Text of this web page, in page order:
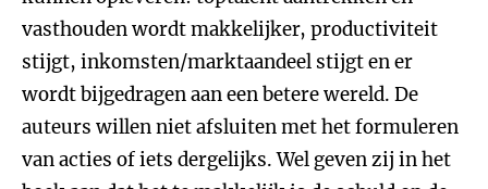
vasthouden wordt makkelijker, productiviteit
stijgt, inkomsten/marktaandeel stijgt en er
wordt bijgedragen aan een betere wereld. De
auteurs willen niet afsluiten met het formuleren
van acties of iets dergelijks. Wel geven zij in het